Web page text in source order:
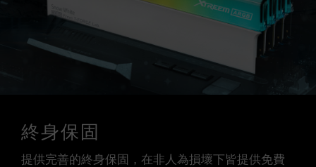
終身保固
提供完善的終身保固，在非人為損壞下皆提供免費